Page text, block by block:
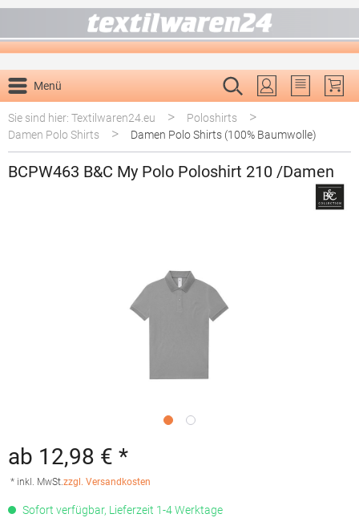
Menü
Du hast 0
Sie sind hier: Textilwaren24.eu
> Poloshirts >
Damen Polo Shirts > Damen Polo Shirts (100% Baumwolle)
BCPW463 B&C My Polo Poloshirt 210 /Damen
ab 12,98 € *
* inkl. MwSt.zzgl. Versandkosten
Sofort verfügbar, Lieferzeit 1-4 Werktage